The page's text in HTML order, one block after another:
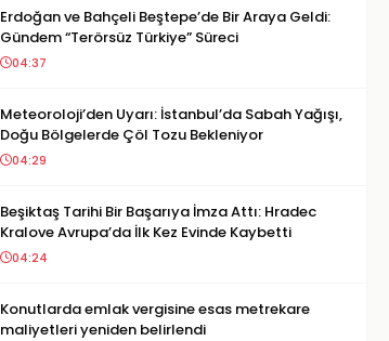
Erdoğan ve Bahçeli Beştepe’de Bir Araya Geldi:
Gündem “Terörsüz Türkiye” Süreci
04:37
Meteoroloji’den Uyarı: İstanbul’da Sabah Yağışı,
Doğu Bölgelerde Çöl Tozu Bekleniyor
04:29
Beşiktaş Tarihi Bir Başarıya İmza Attı: Hradec
Kralove Avrupa’da İlk Kez Evinde Kaybetti
04:24
Konutlarda emlak vergisine esas metrekare
maliyetleri yeniden belirlendi